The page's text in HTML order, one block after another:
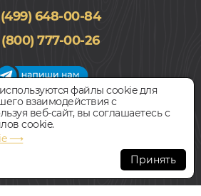
648-00-84
(800) 777-00-26
работы салона
Вс с 09:00 до 21:00
127018, г. Москва,
д.1, строение 9
файлы cookie для
взаимодействия с
веб-сайт, вы соглашаетесь с
cookie.
⟶
Принять